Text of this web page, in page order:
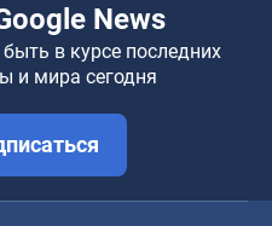
News
в курсе последних
и мира сегодня